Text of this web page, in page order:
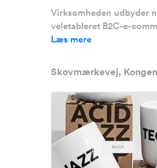
Virksomheden udbyder
veletableret B2C-e-
Læs mere
Skovmærkevej,